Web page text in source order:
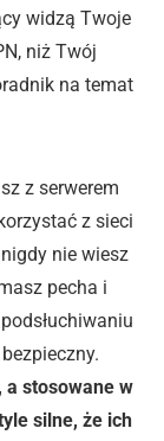
widzą Twoje
niż Twój
na temat
z serwerem
z sieci
nie wiesz
pecha i
stosowane w
silne, że ich